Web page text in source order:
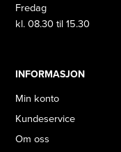
Fredag
kl. 08.30 til 15.30
INFORMASJON
Min konto
Kundeservice
Om oss